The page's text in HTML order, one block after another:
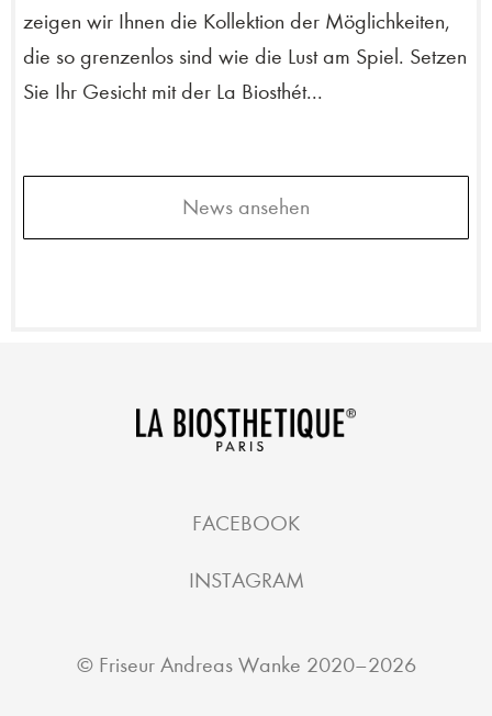
zeigen wir Ihnen die Kollektion der Möglichkeiten,
die so grenzenlos sind wie die Lust am Spiel. Setzen
Sie Ihr Gesicht mit der La Biosthét...
News ansehen
© Friseur Andreas Wanke 2020–2026
FACEBOOK
INSTAGRAM